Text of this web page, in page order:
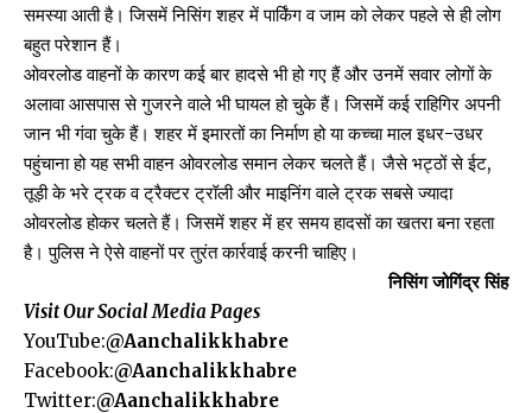
समस्या आती है। जिसमें निसिंग शहर में पार्किंग व जाम को लेकर पहले से ही लोग
बहुत परेशान हैं।
ओवरलोड वाहनों के कारण कई बार हादसे भी हो गए हैं और उनमें सवार लोगों के
अलावा आसपास से गुजरने वाले भी घायल हो चुके हैं। जिसमें कई राहिगिर अपनी
जान भी गंवा चुके हैं। शहर में इमारतों का निर्माण हो या कच्चा माल इधर-उधर
पहुंचाना हो यह सभी वाहन ओवरलोड समान लेकर चलते हैं। जैसे भट्ठों से ईट,
तूड़ी के भरे ट्रक व ट्रैक्टर ट्रॉली और माइनिंग वाले ट्रक सबसे ज्यादा
ओवरलोड होकर चलते हैं। जिसमें शहर में हर समय हादसों का खतरा बना रहता
है। पुलिस ने ऐसे वाहनों पर तुरंत कार्रवाई करनी चाहिए।
निसिंग जोगिंद्र सिंह
Visit Our Social Media Pages
YouTube:@Aanchalikkhabre
Facebook:@Aanchalikkhabre
Twitter:@Aanchalikkhabre